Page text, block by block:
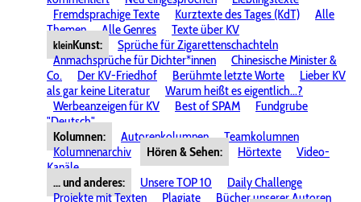
Fremdsprachige Texte
Kurztexte des Tages (KdT)
Alle
Themen
Alle Genres Texte über KV
kleinKunst:
Sprüche für Zigarettenschachteln
Anmachsprüche für Dichter*innen
Chinesische Minister &
Co.
Der KV-Friedhof Berühmte letzte Worte
Lieber KV
als gar keine Literatur
Warum heißt es eigentlich...?
Werbeanzeigen für KV
Best of SPAM
Fundgrube
"Deutsch"
Kolumnen:
Autorenkolumnen
Teamkolumnen
Kolumnenarchiv
Hören & Sehen: Hörtexte
Video-
Kanäle
... und anderes:
Unsere TOP 10
Daily Challenge
Projekte mit Texten
Plagiate
Bücher unserer Autoren